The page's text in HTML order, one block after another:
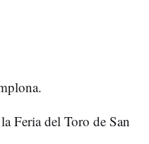
Feria del Toro de San